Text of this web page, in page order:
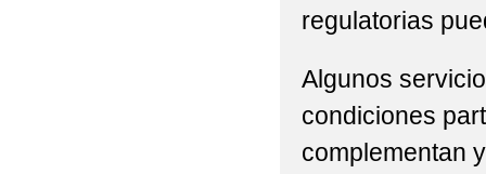
regulatorias
Algunos
condiciones
complementan